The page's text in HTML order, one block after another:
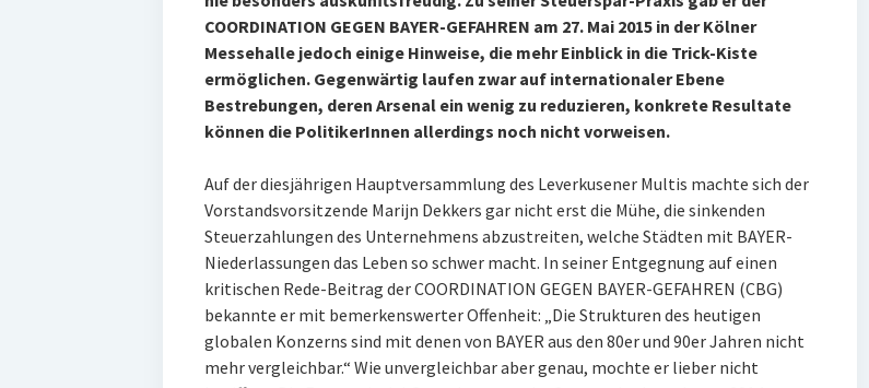
COORDINATION GEGEN BAYER-GEFAHREN am 27. Mai 2015 in der Kölner
Messehalle jedoch einige Hinweise, die mehr Einblick in die Trick-Kiste
ermöglichen. Gegenwärtig laufen zwar auf internationaler Ebene
Bestrebungen, deren Arsenal ein wenig zu reduzieren, konkrete Resultate
können die PolitikerInnen allerdings noch nicht vorweisen.
Auf der diesjährigen Hauptversammlung des Leverkusener Multis machte sich der
Vorstandsvorsitzende Marijn Dekkers gar nicht erst die Mühe, die sinkenden
Steuerzahlungen des Unternehmens abzustreiten, welche Städten mit BAYER-
Niederlassungen das Leben so schwer macht. In seiner Entgegnung auf einen
kritischen Rede-Beitrag der COORDINATION GEGEN BAYER-GEFAHREN (CBG)
bekannte er mit bemerkenswerter Offenheit: „Die Strukturen des heutigen
globalen Konzerns sind mit denen von BAYER aus den 80er und 90er Jahren nicht
mehr vergleichbar.“ Wie unvergleichbar aber genau, mochte er lieber nicht